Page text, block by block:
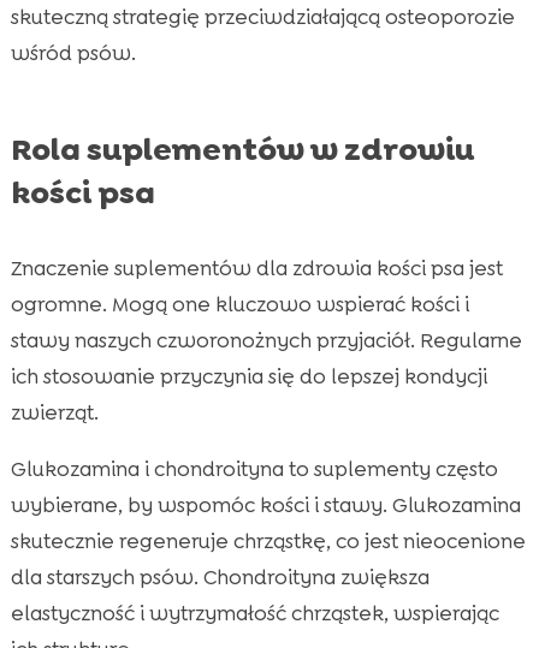
skuteczną strategię przeciwdziałającą osteoporozie
wśród psów.
Rola suplementów w zdrowiu
kości psa
Znaczenie suplementów dla zdrowia kości psa jest
ogromne. Mogą one kluczowo wspierać kości i
stawy naszych czworonożnych przyjaciół. Regularne
ich stosowanie przyczynia się do lepszej kondycji
zwierząt.
Glukozamina i chondroityna to suplementy często
wybierane, by wspomóc kości i stawy. Glukozamina
skutecznie regeneruje chrząstkę, co jest nieocenione
dla starszych psów. Chondroityna zwiększa
elastyczność i wytrzymałość chrząstek, wspierając